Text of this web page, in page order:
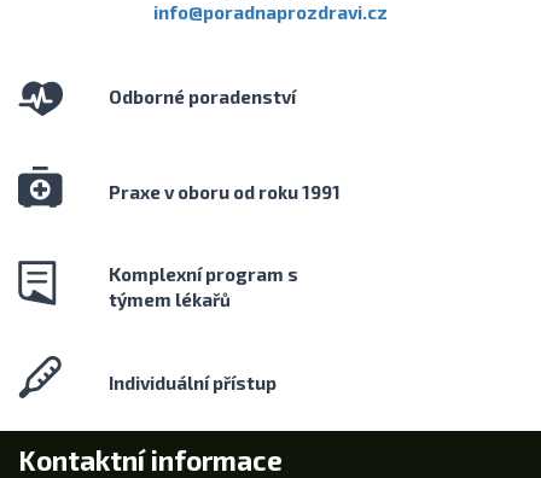
info@poradnaprozdravi.cz
Odborné poradenství
Praxe v oboru od roku 1991
Komplexní program s
týmem lékařů
Individuální přístup
Kontaktní informace